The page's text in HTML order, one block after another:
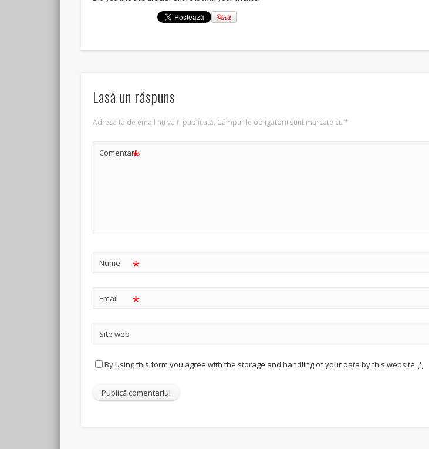
Lasă un răspuns
Adresa ta de email nu va fi publicată. Câmpurile obligatorii sunt marcate cu*
Comentariu
*
Nume *
Email *
Site web
By using this form you agree with the storage and handling of your data by this website.*